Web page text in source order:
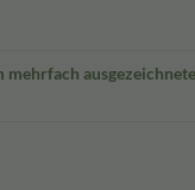
mehrfach